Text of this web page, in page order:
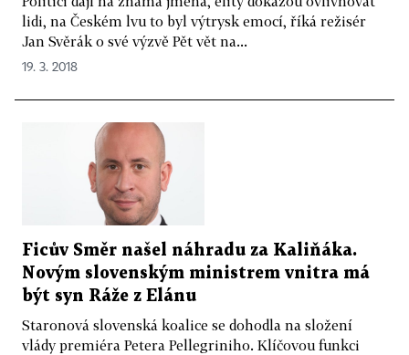
lidi, na Českém lvu to byl výtrysk emocí, říká režisér
Jan Svěrák o své výzvě Pět vět na...
19. 3. 2018
Ficův Směr našel náhradu za Kaliňáka.
Novým slovenským ministrem vnitra má
být syn Ráže z Elánu
Staronová slovenská koalice se dohodla na složení
vlády premiéra Petera Pellegriniho. Klíčovou funkci